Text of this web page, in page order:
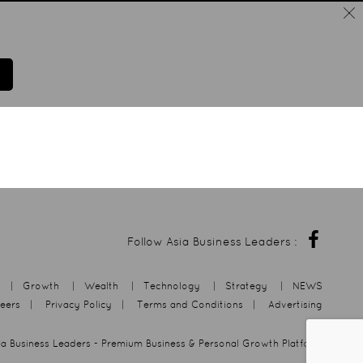
Follow Asia Business Leaders :
| Growth | Wealth | Technology | Strategy |
NEWS
| Privacy Policy | Terms and Conditions | Advertising
Business Leaders - Premium Business & Personal Growth Platform